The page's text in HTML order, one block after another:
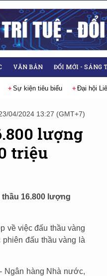
VĂN BẢN ĐỔI MỚI - SÁNG
Sự kiện tiêu biểu Đại hội
04/2024 13:27 (GMT+7)
lượng
triệu
16.800 lượng
về việc đấu thầu vàng
đấu thầu vàng là
Ngân hàng Nhà nước,